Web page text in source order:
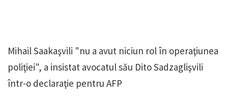
Mihail Saakaşvili "nu a avut niciun rol în operaţiunea
poliţiei", a insistat avocatul său Dito Sadzaglişvili
într-o declaraţie pentru AFP